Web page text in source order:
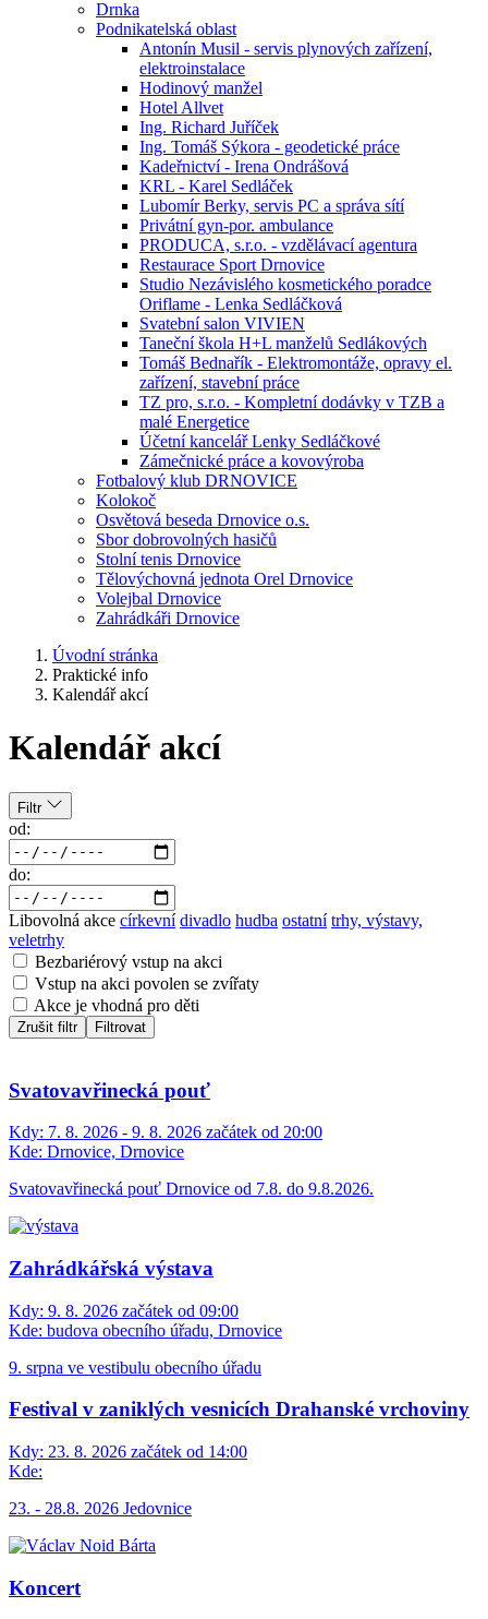
Drnka
Podnikatelská oblast
Antonín Musil - servis plynových zařízení,
elektroinstalace
Hodinový manžel
Hotel Allvet
Ing. Richard Juříček
Ing. Tomáš Sýkora - geodetické práce
Kadeřnictví - Irena Ondrášová
KRL - Karel Sedláček
Lubomír Berky, servis PC a správa sítí
Privátní gyn-por. ambulance
PRODUCA, s.r.o. - vzdělávací agentura
Restaurace Sport Drnovice
Studio Nezávislého kosmetického poradce
Oriflame - Lenka Sedláčková
Svatební salon VIVIEN
Taneční škola H+L manželů Sedlákových
Tomáš Bednařík - Elektromontáže, opravy el.
zařízení, stavební práce
TZ pro, s.r.o. - Kompletní dodávky v TZB a
malé Energetice
Účetní kancelář Lenky Sedláčkové
Zámečnické práce a kovovýroba
Fotbalový klub DRNOVICE
Kolokoč
Osvětová beseda Drnovice o.s.
Sbor dobrovolných hasičů
Stolní tenis Drnovice
Tělovýchovná jednota Orel Drnovice
Volejbal Drnovice
Zahrádkáři Drnovice
Úvodní stránka
Praktické info
Kalendář akcí
Kalendář akcí
Filtr
od:
do:
Libovolná akce církevní divadlo hudba ostatní trhy, výstavy,
veletrhy
Bezbariérový vstup na akci
Vstup na akci povolen se zvířaty
Akce je vhodná pro děti
Zrušit filtr Filtrovat
Svatovavřinecká pouť
Kdy: 7. 8. 2026 - 9. 8. 2026 začátek od 20:00
Kde: Drnovice, Drnovice
Svatovavřinecká pouť Drnovice od 7.8. do 9.8.2026.
Zahrádkářská výstava
Kdy: 9. 8. 2026 začátek od 09:00
Kde: budova obecního úřadu, Drnovice
9. srpna ve vestibulu obecního úřadu
Festival v zaniklých vesnicích Drahanské vrchoviny
Kdy: 23. 8. 2026 začátek od 14:00
Kde:
23. - 28.8. 2026 Jedovnice
Koncert